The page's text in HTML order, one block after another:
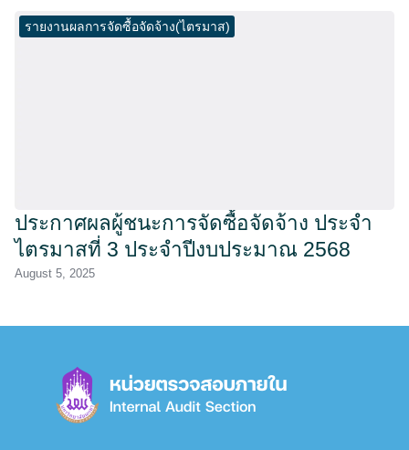
รายงานผลการจัดซื้อจัดจ้าง(ไตรมาส)
ประกาศผลผู้ชนะการจัดซื้อจัดจ้าง ประจำ
ไตรมาสที่ 3 ประจำปีงบประมาณ 2568
August 5, 2025